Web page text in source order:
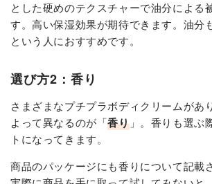
とした硬めのテクスチャーで油分による
す。高い保湿効果が期待できます。油分
という人におすすめです。
選び方2：香り
さまざまなプチプラボディクリームがあ
よって異なるのが「香り」。香りも選ぶ
トになってきます。
商品のパッケージにも香りについて記載